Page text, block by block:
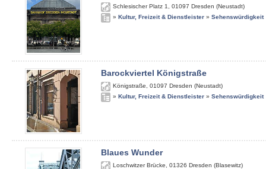
Schlesischer Platz 1 01097 Dresden (Neustadt)
» Kultur, Freizeit & Dienstleister » Sehenswürdigkeit
Barockviertel Königstraße
Königstraße 01097 Dresden (Neustadt)
» Kultur, Freizeit & Dienstleister » Sehenswürdigkeit
Blaues Wunder
Loschwitzer Brücke 01326 Dresden (Blasewitz)